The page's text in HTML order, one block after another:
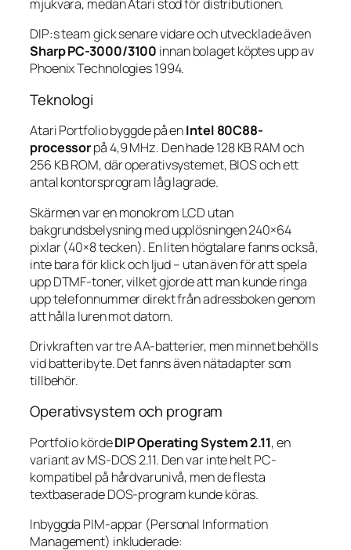
mjukvara, medan Atari stod för distributionen.
DIP:s team gick senare vidare och utvecklade även
Sharp PC-3000/3100 innan bolaget köptes upp av
Phoenix Technologies 1994.
Teknologi
Atari Portfolio byggde på enIntel 80C88-
processorpå 4,9 MHz. Den hade 128 KB RAM och
256 KB ROM, där operativsystemet, BIOS och ett
antal kontorsprogram låg lagrade.
Skärmen var en monokrom LCD utan
bakgrundsbelysning med upplösningen 240×64
pixlar (40×8 tecken). En liten högtalare fanns också,
inte bara för klick och ljud – utan även för att spela
upp DTMF-toner, vilket gjorde att man kunde ringa
upp telefonnummer direkt från adressboken genom
att hålla luren mot datorn.
Drivkraften var tre AA-batterier, men minnet behölls
vid batteribyte. Det fanns även nätadapter som
tillbehör.
Operativsystem och program
Portfolio kördeDIP Operating System 2.11, en
variant av MS-DOS 2.11. Den var inte helt PC-
kompatibel på hårdvarunivå, men de flesta
textbaserade DOS-program kunde köras.
Inbyggda PIM-appar (Personal Information
Management) inkluderade: